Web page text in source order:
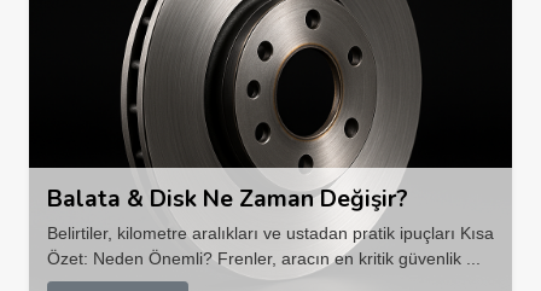
Balata & Disk Ne Zaman Değişir?
Belirtiler, kilometre aralıkları ve ustadan pratik ipuçları Kısa
Özet: Neden Önemli? Frenler, aracın en kritik güvenlik ...